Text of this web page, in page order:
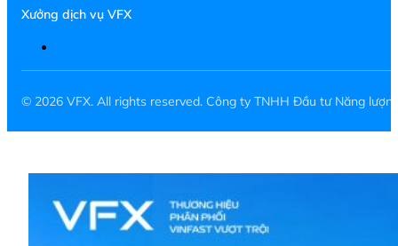
Xưởng dịch vụ VFX
© 2026 VFX. All rights reserved. Công ty TNHH Đầu tư Năng